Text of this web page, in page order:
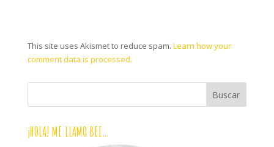
This site uses Akismet to reduce spam. Learn how your
comment data is processed.
¡HOLA! ME LLAMO BEI…